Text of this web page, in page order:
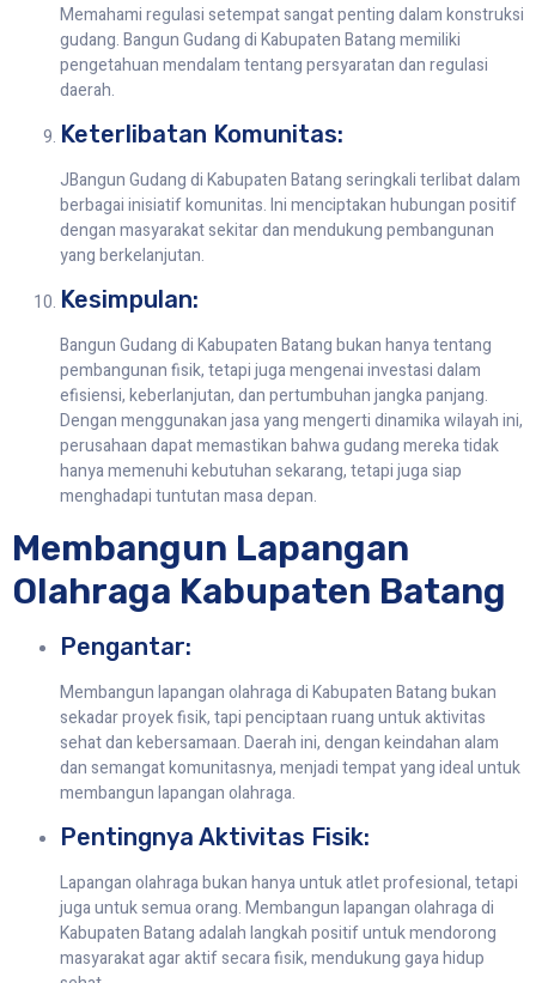
Memahami regulasi setempat sangat penting dalam konstruksi
gudang. Bangun Gudang di Kabupaten Batang memiliki
pengetahuan mendalam tentang persyaratan dan regulasi
daerah.
Keterlibatan Komunitas:
JBangun Gudang di Kabupaten Batang seringkali terlibat dalam
berbagai inisiatif komunitas. Ini menciptakan hubungan positif
dengan masyarakat sekitar dan mendukung pembangunan
yang berkelanjutan.
Kesimpulan:
Bangun Gudang di Kabupaten Batang bukan hanya tentang
pembangunan fisik, tetapi juga mengenai investasi dalam
efisiensi, keberlanjutan, dan pertumbuhan jangka panjang.
Dengan menggunakan jasa yang mengerti dinamika wilayah ini,
perusahaan dapat memastikan bahwa gudang mereka tidak
hanya memenuhi kebutuhan sekarang, tetapi juga siap
menghadapi tuntutan masa depan.
Membangun Lapangan
Olahraga Kabupaten Batang
Pengantar:
Membangun lapangan olahraga di Kabupaten Batang bukan
sekadar proyek fisik, tapi penciptaan ruang untuk aktivitas
sehat dan kebersamaan. Daerah ini, dengan keindahan alam
dan semangat komunitasnya, menjadi tempat yang ideal untuk
membangun lapangan olahraga.
Pentingnya Aktivitas Fisik:
Lapangan olahraga bukan hanya untuk atlet profesional, tetapi
juga untuk semua orang. Membangun lapangan olahraga di
Kabupaten Batang adalah langkah positif untuk mendorong
masyarakat agar aktif secara fisik, mendukung gaya hidup